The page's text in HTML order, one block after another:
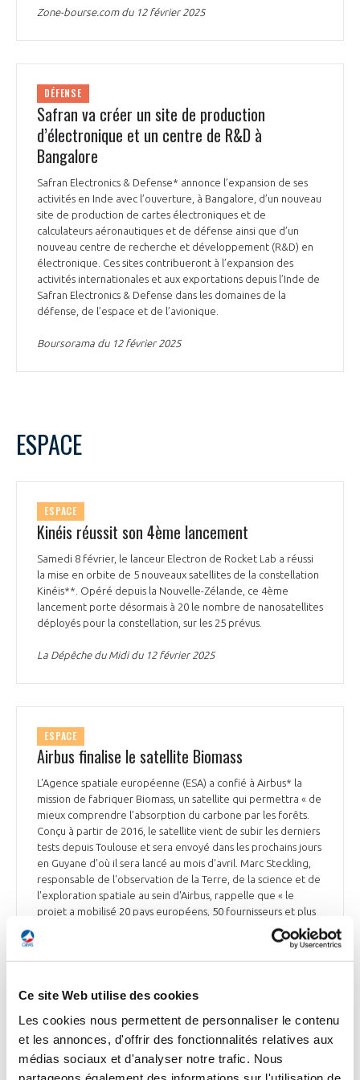
Ce site Web utilise des cookies
Les cookies nous permettent de personnaliser le contenu
et les annonces, d'offrir des fonctionnalités relatives aux
médias sociaux et d'analyser notre trafic. Nous
Zone-bourse.com du 12 février 2025
DÉFENSE
Safran va créer un site de production
d’électronique et un centre de R&D à
Bangalore
Safran Electronics & Defense* annonce l’expansion de ses
activités en Inde avec l’ouverture, à Bangalore, d’un nouveau
site de production de cartes électroniques et de
calculateurs aéronautiques et de défense ainsi que d’un
nouveau centre de recherche et développement (R&D) en
électronique. Ces sites contribueront à l’expansion des
activités internationales et aux exportations depuis l’Inde de
Safran Electronics & Defense dans les domaines de la
défense, de l’espace et de l’avionique.
Boursorama du 12 février 2025
ESPACE
ESPACE
Kinéis réussit son 4ème lancement
Samedi 8 février, le lanceur Electron de Rocket Lab a réussi
la mise en orbite de 5 nouveaux satellites de la constellation
Kinéis**. Opéré depuis la Nouvelle-Zélande, ce 4ème
lancement porte désormais à 20 le nombre de nanosatellites
déployés pour la constellation, sur les 25 prévus.
La Dépêche du Midi du 12 février 2025
ESPACE
Airbus finalise le satellite Biomass
L'Agence spatiale européenne (ESA) a confié à Airbus* la
mission de fabriquer Biomass, un satellite qui permettra « de
mieux comprendre l’absorption du carbone par les forêts.
Conçu à partir de 2016, le satellite vient de subir les derniers
tests depuis Toulouse et sera envoyé dans les prochains jours
en Guyane d'où il sera lancé au mois d'avril. Marc Steckling,
responsable de l'observation de la Terre, de la science et de
l'exploration spatiale au sein d'Airbus, rappelle que « le
projet a mobilisé 20 pays européens, 50 fournisseurs et plus
de 700 personnes au pic d'activité du programme ».
La Tribune du 12 février 2025
INDUSTRIE